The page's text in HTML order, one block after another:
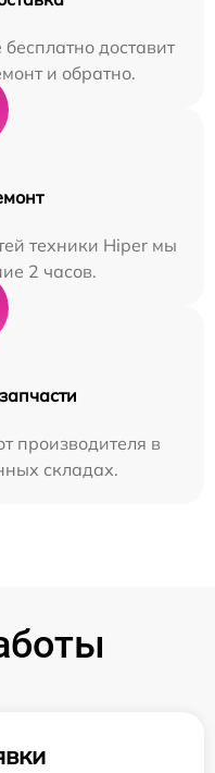
доставит
и обратно.
техники Hiper мы
2 часов.
производителя в
складах.